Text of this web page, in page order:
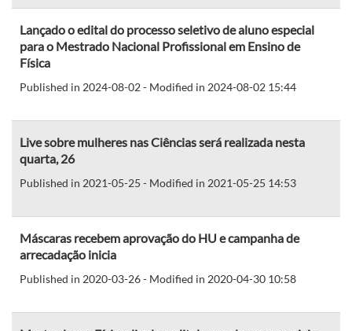
Lançado o edital do processo seletivo de aluno especial
para o Mestrado Nacional Profissional em Ensino de
Física
Published in 2024-08-02 - Modified in 2024-08-02 15:44
Live sobre mulheres nas Ciências será realizada nesta
quarta, 26
Published in 2021-05-25 - Modified in 2021-05-25 14:53
Máscaras recebem aprovação do HU e campanha de
arrecadação inicia
Published in 2020-03-26 - Modified in 2020-04-30 10:58